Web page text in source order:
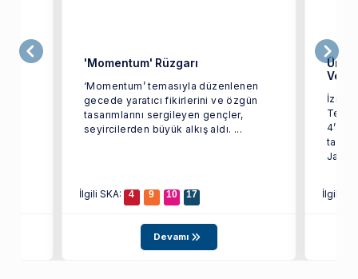
'Momentum' Rüzgarı
‘Momentum’ temasıyla düzenlenen
gecede yaratıcı fikirlerini ve özgün
tasarımlarını sergileyen gençler,
seyircilerden büyük alkış aldı. ...
İlgili SKA: 4 9 10 17
Devamı
Ünlü
Verdi
İzmir
İlgili